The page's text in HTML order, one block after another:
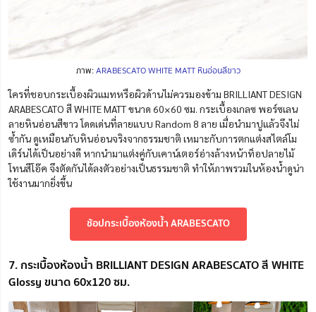
ภาพ:ARABESCATO WHITE MATT หินอ่อนสีขาว
ใครที่ชอบกระเบื้องผิวแมทหรือผิวด้านไม่ควรมองข้าม BRILLIANT DESIGN
ARABESCATO สี WHITE MATT ขนาด 60×60 ซม. กระเบื้องเกลซ พอร์ซเลน
ลายหินอ่อนสีขาว โดดเด่นที่ลายแบบ Random 8 ลาย เมื่อนำมาปูแล้วจึงไม่
ซ้ำกัน ดูเหมือนกับหินอ่อนจริงจากธรรมชาติ เหมาะกับการตกแต่งสไตล์โม
เดิร์นได้เป็นอย่างดี หากนำมาแต่งคู่กับเคาน์เตอร์อ่างล้างหน้าท็อปลายไม้
โทนสีโอ๊ค จึงตัดกันได้ลงตัวอย่างเป็นธรรมชาติ ทำให้ภาพรวมในห้องน้ำดูน่า
ใช้งานมากยิ่งขึ้น
ช้อปกระเบื้องห้องน้ำ ARABESCATO
7. กระเบื้องห้องน้ำ BRILLIANT DESIGN ARABESCATO สี WHITE
Glossy ขนาด 60x120 ซม.